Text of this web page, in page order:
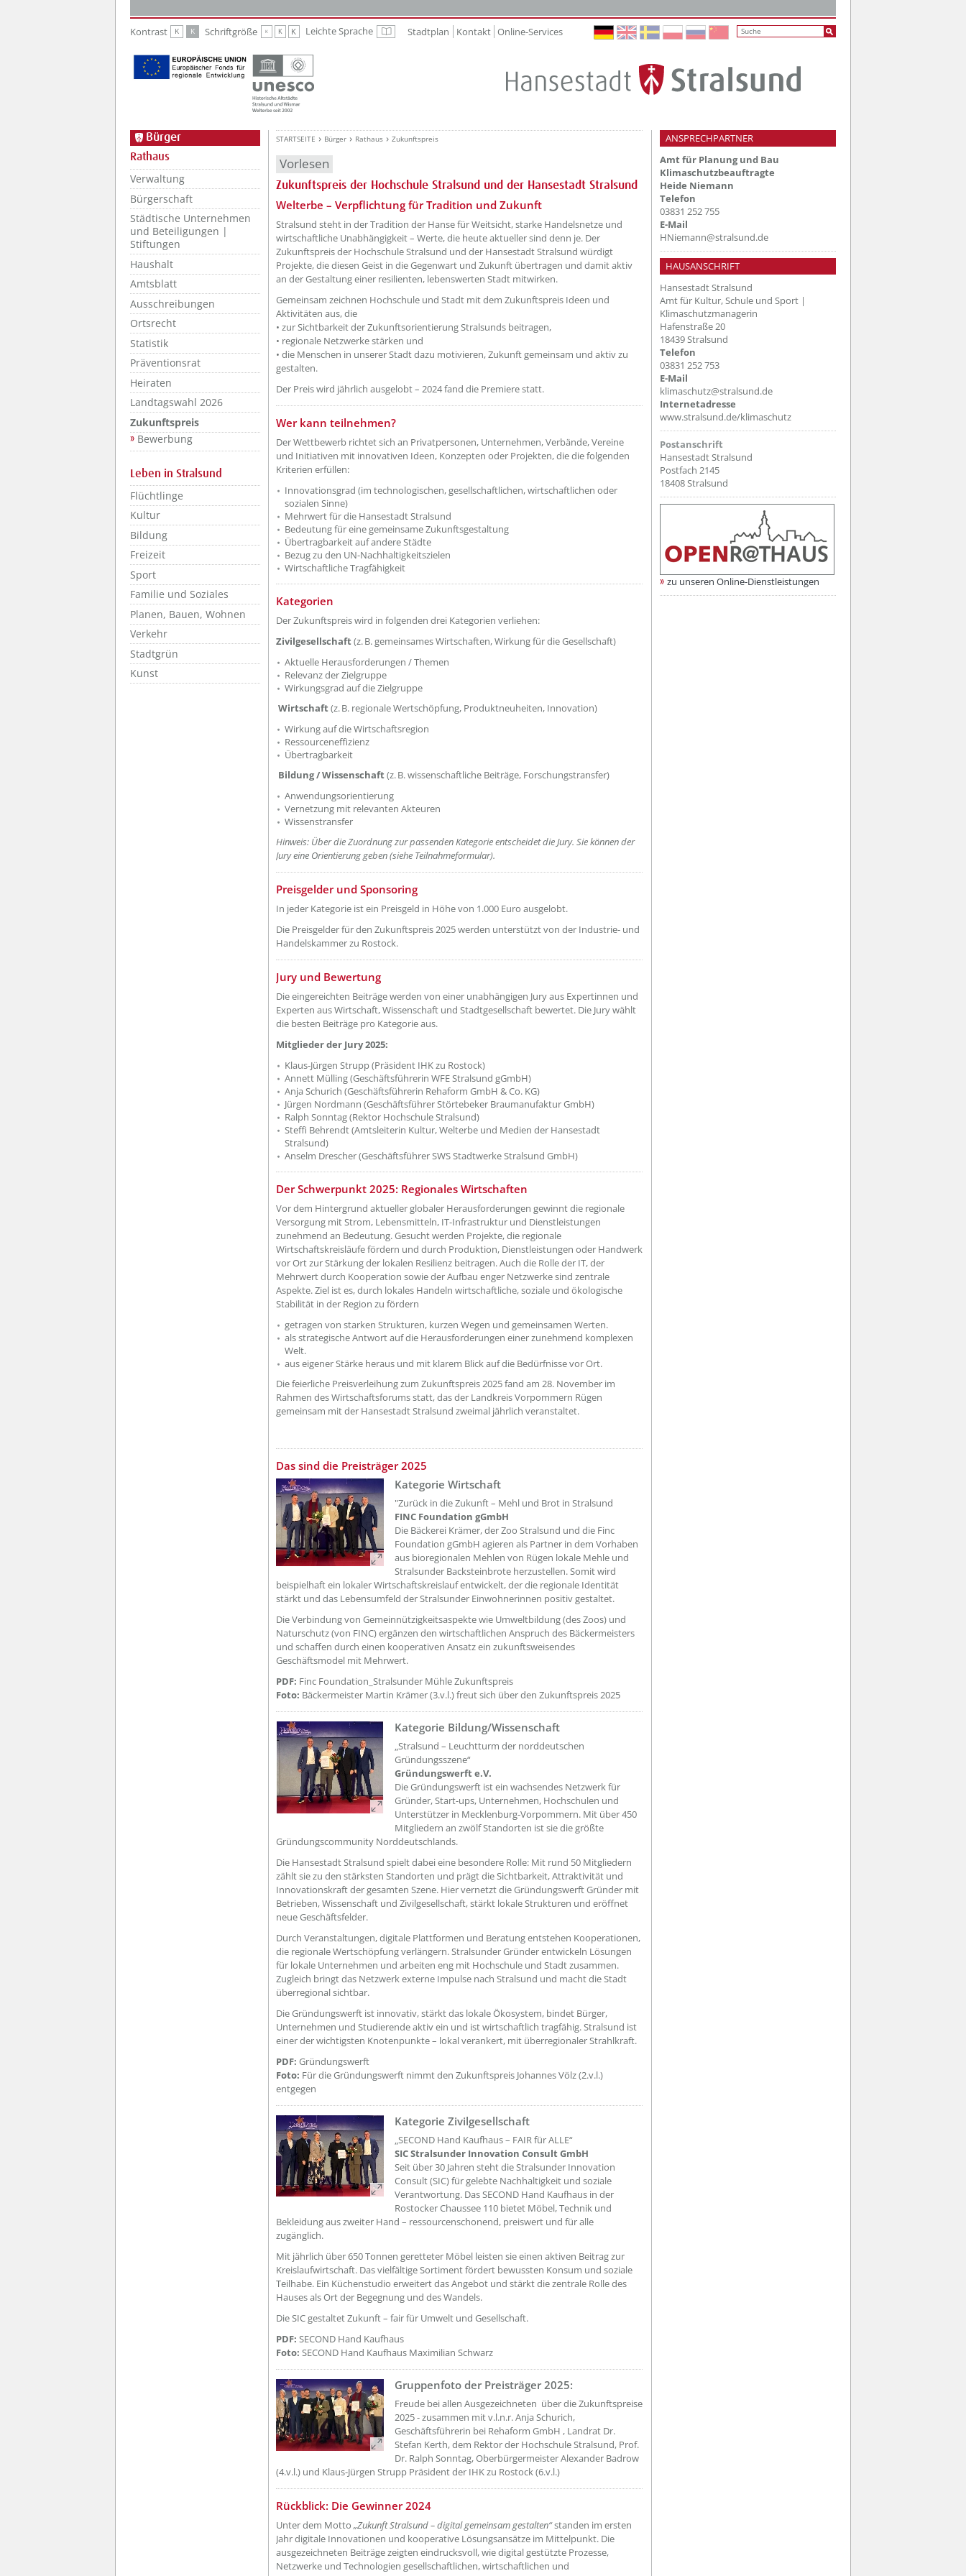
Kontrast K K Schriftgröße K K K Leichte Sprache Leichte Sprache
Stadtplan Kontakt Online-Services
Bürger
Rathaus
Verwaltung
Bürgerschaft
Städtische Unternehmen
und Beteiligungen |
Stiftungen
Haushalt
Amtsblatt
Ausschreibungen
Ortsrecht
Statistik
Präventionsrat
Heiraten
Landtagswahl 2026
Zukunftspreis
Bewerbung
Leben in Stralsund
Flüchtlinge
Kultur
Bildung
Freizeit
Sport
Familie und Soziales
Planen, Bauen, Wohnen
Verkehr
Stadtgrün
Kunst
STARTSEITE Bürger Rathaus Zukunftspreis
Vorlesen
Zukunftspreis der Hochschule Stralsund und der Hansestadt Stralsund
??? absaetzeOben[1]/titel ???
Welterbe – Verpflichtung für Tradition und Zukunft
Stralsund steht in der Tradition der Hanse für Weitsicht, starke Handelsnetze und
wirtschaftliche Unabhängigkeit – Werte, die heute aktueller sind denn je. Der
Zukunftspreis der Hochschule Stralsund und der Hansestadt Stralsund würdigt
Projekte, die diesen Geist in die Gegenwart und Zukunft übertragen und damit aktiv
an der Gestaltung einer resilienten, lebenswerten Stadt mitwirken.
Gemeinsam zeichnen Hochschule und Stadt mit dem Zukunftspreis Ideen und
Aktivitäten aus, die
• zur Sichtbarkeit der Zukunftsorientierung Stralsunds beitragen,
• regionale Netzwerke stärken und
• die Menschen in unserer Stadt dazu motivieren, Zukunft gemeinsam und aktiv zu
gestalten.
Der Preis wird jährlich ausgelobt – 2024 fand die Premiere statt.
??? absaetzeOben[2]/titel ???
Wer kann teilnehmen?
Der Wettbewerb richtet sich an Privatpersonen, Unternehmen, Verbände, Vereine
und Initiativen mit innovativen Ideen, Konzepten oder Projekten, die die folgenden
Kriterien erfüllen:
Innovationsgrad (im technologischen, gesellschaftlichen, wirtschaftlichen oder
sozialen Sinne)
Mehrwert für die Hansestadt Stralsund
Bedeutung für eine gemeinsame Zukunftsgestaltung
Übertragbarkeit auf andere Städte
Bezug zu den UN-Nachhaltigkeitszielen
Wirtschaftliche Tragfähigkeit
??? absaetzeOben[3]/titel ???
Kategorien
Der Zukunftspreis wird in folgenden drei Kategorien verliehen:
Zivilgesellschaft(z. B. gemeinsames Wirtschaften, Wirkung für die Gesellschaft)
Aktuelle Herausforderungen / Themen
Relevanz der Zielgruppe
Wirkungsgrad auf die Zielgruppe
Wirtschaft(z. B. regionale Wertschöpfung, Produktneuheiten, Innovation)
Wirkung auf die Wirtschaftsregion
Ressourceneffizienz
Übertragbarkeit
Bildung / Wissenschaft(z. B. wissenschaftliche Beiträge, Forschungstransfer)
Anwendungsorientierung
Vernetzung mit relevanten Akteuren
Wissenstransfer
Hinweis: Über die Zuordnung zur passenden Kategorie entscheidet die Jury. Sie können der
Jury eine Orientierung geben (siehe Teilnahmeformular).
??? absaetzeOben[4]/titel ???
Preisgelder und Sponsoring
In jeder Kategorie ist ein Preisgeld in Höhe von 1.000 Euro ausgelobt.
Die Preisgelder für den Zukunftspreis 2025 werden unterstützt von der Industrie- und
Handelskammer zu Rostock.
??? absaetzeOben[5]/titel ???
Jury und Bewertung
Die eingereichten Beiträge werden von einer unabhängigen Jury aus Expertinnen und
Experten aus Wirtschaft, Wissenschaft und Stadtgesellschaft bewertet. Die Jury wählt
die besten Beiträge pro Kategorie aus.
Mitglieder der Jury 2025:
Klaus-Jürgen Strupp (Präsident IHK zu Rostock)
Annett Mülling (Geschäftsführerin WFE Stralsund gGmbH)
Anja Schurich (Geschäftsführerin Rehaform GmbH & Co. KG)
Jürgen Nordmann (Geschäftsführer Störtebeker Braumanufaktur GmbH)
Ralph Sonntag (Rektor Hochschule Stralsund)
Steffi Behrendt (Amtsleiterin Kultur, Welterbe und Medien der Hansestadt
Stralsund)
Anselm Drescher (Geschäftsführer SWS Stadtwerke Stralsund GmbH)
??? absaetzeOben[6]/titel ???
Der Schwerpunkt 2025: Regionales Wirtschaften
Vor dem Hintergrund aktueller globaler Herausforderungen gewinnt die regionale
Versorgung mit Strom, Lebensmitteln, IT-Infrastruktur und Dienstleistungen
zunehmend an Bedeutung. Gesucht werden Projekte, die regionale
Wirtschaftskreisläufe fördern und durch Produktion, Dienstleistungen oder Handwerk
vor Ort zur Stärkung der lokalen Resilienz beitragen. Auch die Rolle der IT, der
Mehrwert durch Kooperation sowie der Aufbau enger Netzwerke sind zentrale
Aspekte. Ziel ist es, durch lokales Handeln wirtschaftliche, soziale und ökologische
Stabilität in der Region zu fördern
getragen von starken Strukturen, kurzen Wegen und gemeinsamen Werten.
als strategische Antwort auf die Herausforderungen einer zunehmend komplexen
Welt.
aus eigener Stärke heraus und mit klarem Blick auf die Bedürfnisse vor Ort.
Die feierliche Preisverleihung zum Zukunftspreis 2025 fand am 28. November im
Rahmen des Wirtschaftsforums statt, das der Landkreis Vorpommern Rügen
gemeinsam mit der Hansestadt Stralsund zweimal jährlich veranstaltet.
??? absaetzeOben[7]/titel ???
Das sind die Preisträger 2025
Kategorie Wirtschaft
"Zurück in die Zukunft – Mehl und Brot in Stralsund
FINC Foundation gGmbH
Die Bäckerei Krämer, der Zoo Stralsund und die Finc
Foundation gGmbH agieren als Partner in dem Vorhaben
aus bioregionalen Mehlen von Rügen lokale Mehle und
Stralsunder Backsteinbrote herzustellen. Somit wird
beispielhaft ein lokaler Wirtschaftskreislauf entwickelt, der die regionale Identität
stärkt und das Lebensumfeld der Stralsunder Einwohnerinnen positiv gestaltet.
Die Verbindung von Gemeinnützigkeitsaspekte wie Umweltbildung (des Zoos) und
Naturschutz (von FINC) ergänzen den wirtschaftlichen Anspruch des Bäckermeisters
und schaffen durch einen kooperativen Ansatz ein zukunftsweisendes
Geschäftsmodel mit Mehrwert.
PDF: Finc Foundation_Stralsunder Mühle Zukunftspreis
Foto: Bäckermeister Martin Krämer (3.v.l.) freut sich über den Zukunftspreis 2025
??? absaetzeOben[8]/titel ???
Kategorie Bildung/Wissenschaft
„Stralsund – Leuchtturm der norddeutschen
Gründungsszene“
Gründungswerft e.V.
Die Gründungswerft ist ein wachsendes Netzwerk für
Gründer, Start-ups, Unternehmen, Hochschulen und
Unterstützer in Mecklenburg-Vorpommern. Mit über 450
Mitgliedern an zwölf Standorten ist sie die größte
Gründungscommunity Norddeutschlands.
Die Hansestadt Stralsund spielt dabei eine besondere Rolle: Mit rund 50 Mitgliedern
zählt sie zu den stärksten Standorten und prägt die Sichtbarkeit, Attraktivität und
Innovationskraft der gesamten Szene. Hier vernetzt die Gründungswerft Gründer mit
Betrieben, Wissenschaft und Zivilgesellschaft, stärkt lokale Strukturen und eröffnet
neue Geschäftsfelder.
Durch Veranstaltungen, digitale Plattformen und Beratung entstehen Kooperationen,
die regionale Wertschöpfung verlängern. Stralsunder Gründer entwickeln Lösungen
für lokale Unternehmen und arbeiten eng mit Hochschule und Stadt zusammen.
Zugleich bringt das Netzwerk externe Impulse nach Stralsund und macht die Stadt
überregional sichtbar.
Die Gründungswerft ist innovativ, stärkt das lokale Ökosystem, bindet Bürger,
Unternehmen und Studierende aktiv ein und ist wirtschaftlich tragfähig. Stralsund ist
einer der wichtigsten Knotenpunkte – lokal verankert, mit überregionaler Strahlkraft.
PDF: Gründungswerft
Foto: Für die Gründungswerft nimmt den Zukunftspreis Johannes Völz (2.v.l.)
entgegen
??? absaetzeOben[9]/titel ???
Kategorie Zivilgesellschaft
„SECOND Hand Kaufhaus – FAIR für ALLE“
SIC Stralsunder Innovation Consult GmbH
Seit über 30 Jahren steht die Stralsunder Innovation
Consult (SIC) für gelebte Nachhaltigkeit und soziale
Verantwortung. Das SECOND Hand Kaufhaus in der
Rostocker Chaussee 110 bietet Möbel, Technik und
Bekleidung aus zweiter Hand – ressourcenschonend, preiswert und für alle
zugänglich.
Mit jährlich über 650 Tonnen geretteter Möbel leisten sie einen aktiven Beitrag zur
Kreislaufwirtschaft. Das vielfältige Sortiment fördert bewussten Konsum und soziale
Teilhabe. Ein Küchenstudio erweitert das Angebot und stärkt die zentrale Rolle des
Hauses als Ort der Begegnung und des Wandels.
Die SIC gestaltet Zukunft – fair für Umwelt und Gesellschaft.
PDF: SECOND Hand Kaufhaus
Foto: SECOND Hand Kaufhaus Maximilian Schwarz
??? absaetzeOben[10]/titel ???
Gruppenfoto der Preisträger 2025:
Freude bei allen Ausgezeichneten über die Zukunftspreise
2025 - zusammen mit v.l.n.r. Anja Schurich,
Geschäftsführerin bei Rehaform GmbH , Landrat Dr.
Stefan Kerth, dem Rektor der Hochschule Stralsund, Prof.
Dr. Ralph Sonntag, Oberbürgermeister Alexander Badrow
(4.v.l.) und Klaus-Jürgen Strupp Präsident der IHK zu Rostock (6.v.l.)
??? absaetzeOben[11]/titel ???
Rückblick: Die Gewinner 2024
Unter dem Motto „Zukunft Stralsund – digital gemeinsam gestalten“standen im ersten
Jahr digitale Innovationen und kooperative Lösungsansätze im Mittelpunkt. Die
ausgezeichneten Beiträge zeigten eindrucksvoll, wie digital gestützte Prozesse,
Netzwerke und Technologien gesellschaftlichen, wirtschaftlichen und
ANSPRECHPARTNER
Amt für Planung und Bau
Klimaschutzbeauftragte
Heide Niemann
Telefon
03831 252 755
E-Mail
HNiemann@stralsund.de
HAUSANSCHRIFT
Hansestadt Stralsund
Amt für Kultur, Schule und Sport |
Klimaschutzmanagerin
Hafenstraße 20
18439 Stralsund
Telefon
03831 252 753
E-Mail
klimaschutz@stralsund.de
Internetadresse
www.stralsund.de/klimaschutz
Postanschrift
Hansestadt Stralsund
Postfach 2145
18408 Stralsund
zu unseren Online-Dienstleistungen